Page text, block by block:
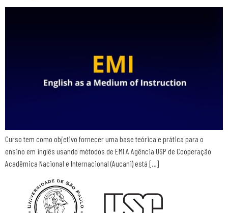
Curso tem como objetivo fornecer uma base teórica e prática para o
ensino em inglês usando métodos de EMI A Agência USP de Cooperação
Acadêmica Nacional e Internacional (Aucani) está […]